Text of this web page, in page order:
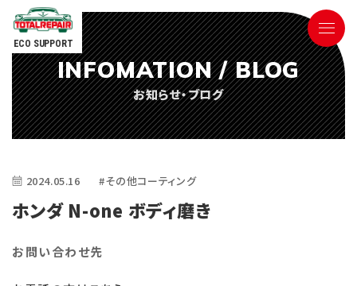
ECO SUPPORT
Tel.090-9498-3843
電話対応時間 ／ 9:00〜18:00
ごあいさつ
INFOMATION / BLOG
お知らせ・ブログ
2024.05.16 #その他コーティング
ホンダ N-one ボディ磨き
お問い合わせ先